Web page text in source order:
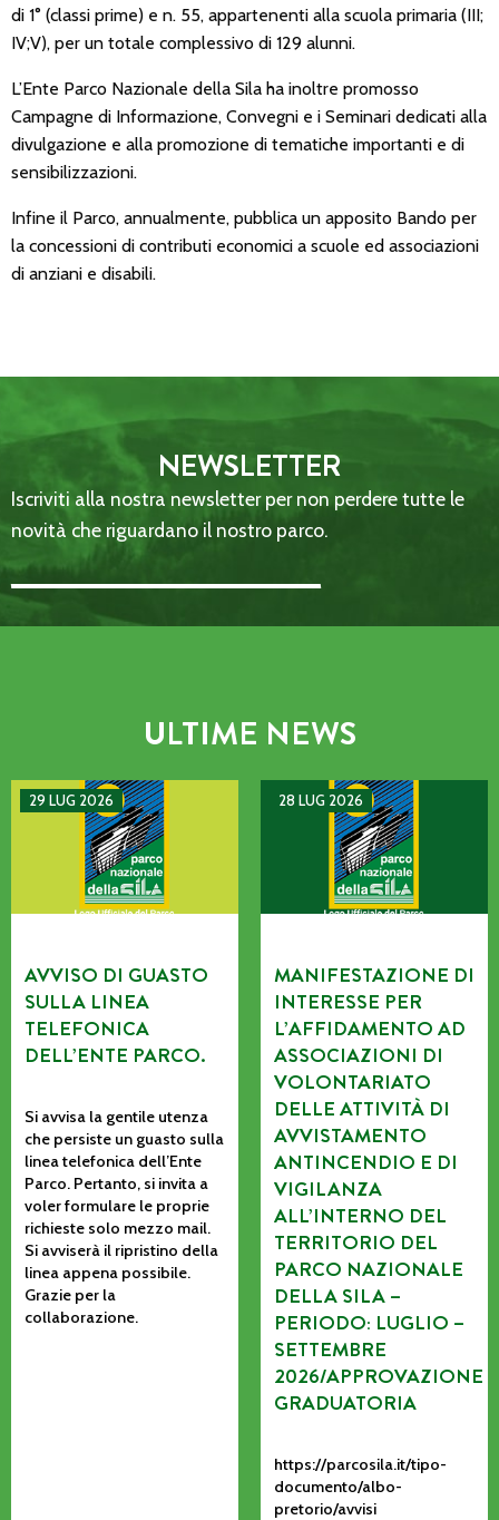
di 1° (classi prime) e n. 55, appartenenti alla scuola primaria (III;
IV;V), per un totale complessivo di 129 alunni.
L’Ente Parco Nazionale della Sila ha inoltre promosso
Campagne di Informazione, Convegni e i Seminari dedicati alla
divulgazione e alla promozione di tematiche importanti e di
sensibilizzazioni.
Infine il Parco, annualmente, pubblica un apposito Bando per
la concessioni di contributi economici a scuole ed associazioni
di anziani e disabili.
NEWSLETTER
Iscriviti alla nostra newsletter per non perdere tutte le
novità che riguardano il nostro parco.
Email Address::: (required)
ULTIME NEWS
29 LUG 2026
AVVISO DI GUASTO SULLA LINEA TELEFONICA DELL’ENTE
AVVISO DI GUASTO
SULLA LINEA
TELEFONICA
DELL’ENTE PARCO.
Si avvisa la gentile utenza
che persiste un guasto sulla
linea telefonica dell’Ente
Parco. Pertanto, si invita a
voler formulare le proprie
richieste solo mezzo mail.
Si avviserà il ripristino della
linea appena possibile.
Grazie per la
collaborazione.
28 LUG 2026
MANIFESTAZIONE DI
MANIFESTAZIONE DI
INTERESSE PER
L’AFFIDAMENTO AD
ASSOCIAZIONI DI
VOLONTARIATO
DELLE ATTIVITÀ DI
AVVISTAMENTO
ANTINCENDIO E DI
VIGILANZA
ALL’INTERNO DEL
TERRITORIO DEL
PARCO NAZIONALE
DELLA SILA –
PERIODO: LUGLIO –
SETTEMBRE
2026/APPROVAZIONE
GRADUATORIA
https://parcosila.it/tipo-
documento/albo-
pretorio/avvisi